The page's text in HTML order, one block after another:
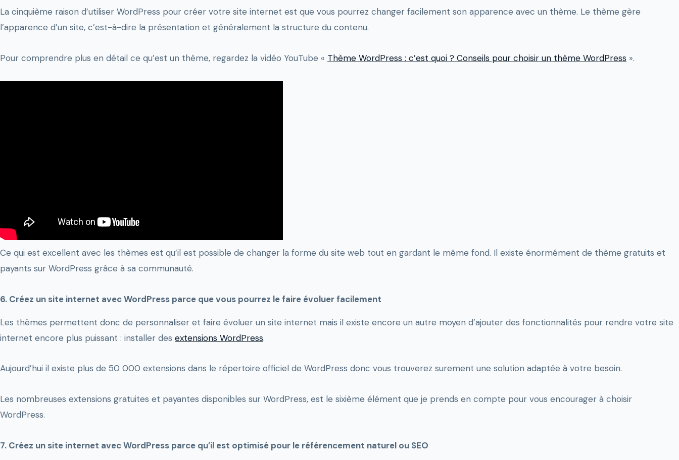
La cinquième raison d’utiliser WordPress pour créer votre site internet est que vous pourrez changer facilement son apparence avec un thème. Le thème gère
l’apparence d’un site, c’est-à-dire la présentation et généralement la structure du contenu.
Pour comprendre plus en détail ce qu’est un thème, regardez la vidéo YouTube « Thème WordPress : c’est quoi ? Conseils pour choisir un thème WordPress ».
Ce qui est excellent avec les thèmes est qu’il est possible de changer la forme du site web tout en gardant le même fond. Il existe énormément de thème gratuits et
payants sur WordPress grâce à sa communauté.
6. Créez un site internet avec WordPress parce que vous pourrez le faire évoluer facilement
Les thèmes permettent donc de personnaliser et faire évoluer un site internet mais il existe encore un autre moyen d’ajouter des fonctionnalités pour rendre votre site
internet encore plus puissant : installer des extensions WordPress.
Aujourd’hui il existe plus de 50 000 extensions dans le répertoire officiel de WordPress donc vous trouverez surement une solution adaptée à votre besoin.
Les nombreuses extensions gratuites et payantes disponibles sur WordPress, est le sixième élément que je prends en compte pour vous encourager à choisir
WordPress.
7. Créez un site internet avec WordPress parce qu’il est optimisé pour le référencement naturel ou SEO